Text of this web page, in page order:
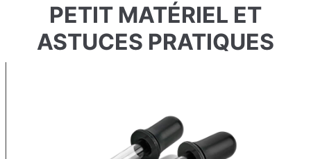
PETIT MATÉRIEL ET
ASTUCES PRATIQUES